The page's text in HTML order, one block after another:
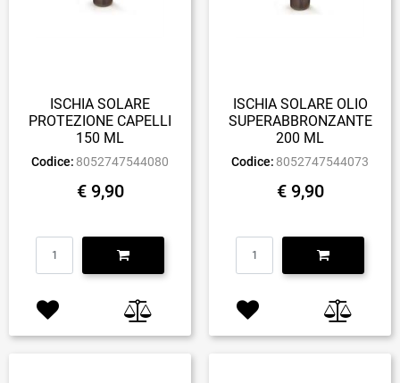
ISCHIA SOLARE
PROTEZIONE CAPELLI
150 ML
Codice: 8052747544080
€ 9,90
Quantità
ISCHIA SOLARE OLIO
SUPERABBRONZANTE
200 ML
Codice: 8052747544073
€ 9,90
Quantità